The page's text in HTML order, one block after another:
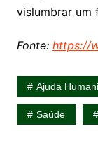
vislumbrar um
Fonte: https://
Ajuda
Saúde